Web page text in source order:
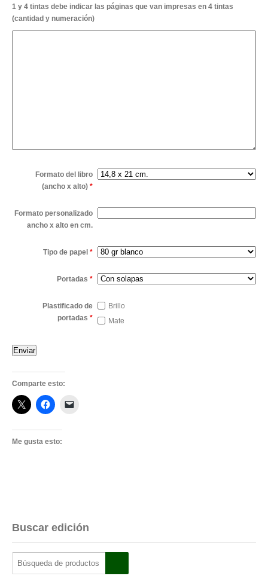
1 y 4 tintas debe indicar las páginas que van impresas en 4 tintas
(cantidad y numeración)
Formato del libro
(ancho x alto) *
Formato personalizado
ancho x alto en cm.
Tipo de papel *
Portadas *
Plastificado de
portadas *
Brillo
Mate
Comparte esto:
Me gusta esto:
Buscar edición